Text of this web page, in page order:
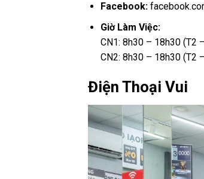
Facebook:
Giờ Làm Việc:
CN1: 8h30 – 18h30 (T2
CN2: 8h30 – 18h30 (T2
Điện Thoại Vui